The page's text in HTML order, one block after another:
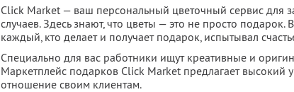
Click Market — ваш персональный цветочный сервис для
случаев. Здесь знают, что цветы — это не просто подарок.
каждый, кто делает и получает подарок, испытывал
Специально для вас работники ищут креативные и
Маркетплейс подарков Click Market предлагает высокий
отношение своим клиентам.